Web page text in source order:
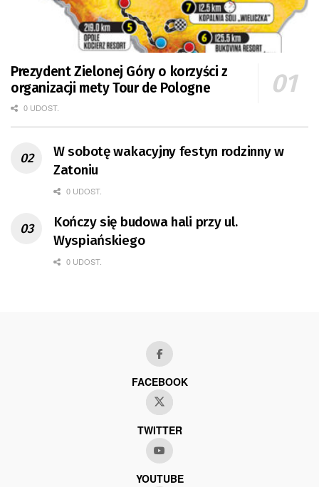
Prezydent Zielonej Góry o korzyści z
organizacji mety Tour de Pologne
0 UDOST.
W sobotę wakacyjny festyn rodzinny w
Zatoniu
0 UDOST.
Kończy się budowa hali przy ul.
Wyspiańskiego
0 UDOST.
FACEBOOK
TWITTER
YOUTUBE